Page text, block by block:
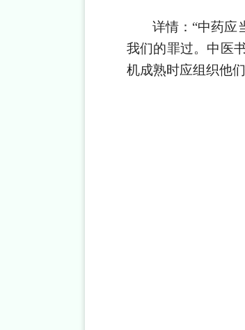
详情： “中药应
我们的罪过。中医
机成熟时应组织他